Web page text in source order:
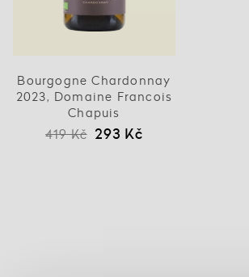
Bourgogne Chardonnay
2023, Domaine Francois
Chapuis
419 Kč 293 Kč